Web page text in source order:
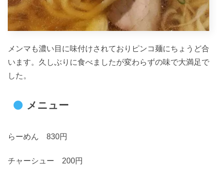
メンマも濃い目に味付けされておりピンコ麺にちょうど合
います。久しぶりに食べましたが変わらずの味で大満足で
した。
メニュー
らーめん 830円
チャーシュー 200円